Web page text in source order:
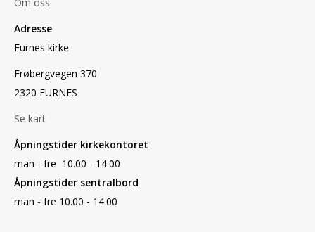
Adresse
Furnes kirke
Frøbergvegen 370
2320 FURNES
Se kart
Åpningstider kirkekontoret
man - fre 10.00 - 14.00
Åpningstider sentralbord
man - fre 10.00 - 14.00